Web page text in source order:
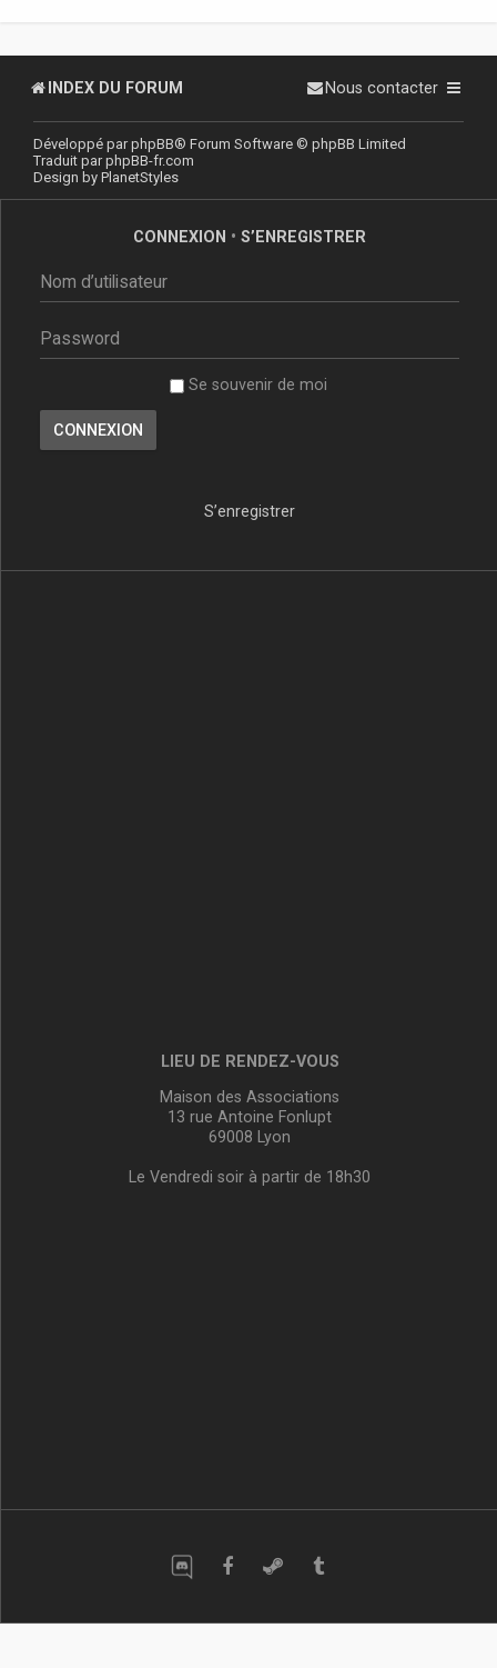
INDEX DU FORUM Nous contacter
Développé parphpBB® Forum Software © phpBB Limited
Traduit parphpBB-fr.com
Design by PlanetStyles
CONNEXION • S’ENREGISTRER
Se souvenir de moi
S’enregistrer
LIEU DE RENDEZ-VOUS
Maison des Associations
13 rue Antoine Fonlupt
69008 Lyon
Le Vendredi soir à partir de 18h30